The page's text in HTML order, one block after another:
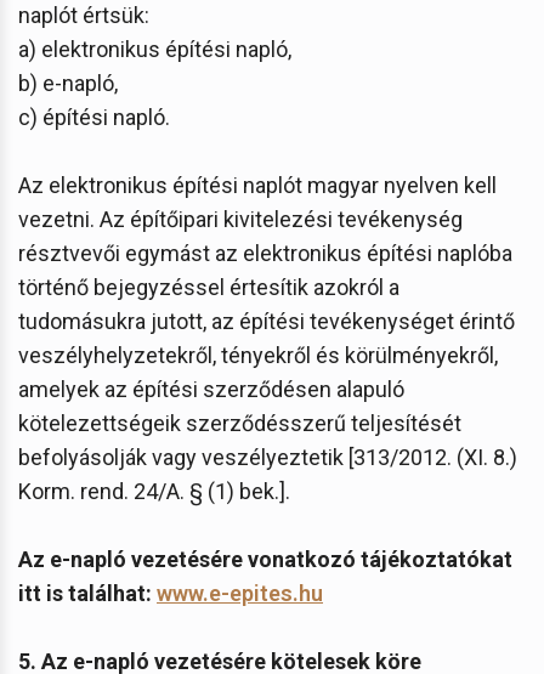
naplót értsük:
a) elektronikus építési napló,
b) e-napló,
c) építési napló.
Az elektronikus építési naplót magyar nyelven kell
vezetni. Az építőipari kivitelezési tevékenység
résztvevői egymást az elektronikus építési naplóba
történő bejegyzéssel értesítik azokról a
tudomásukra jutott, az építési tevékenységet érintő
veszélyhelyzetekről, tényekről és körülményekről,
amelyek az építési szerződésen alapuló
kötelezettségeik szerződésszerű teljesítését
befolyásolják vagy veszélyeztetik [313/2012. (XI. 8.)
Korm. rend. 24/A. § (1) bek.].
Az e-napló vezetésére vonatkozó tájékoztatókat
itt is találhat: www.e-epites.hu
5. Az e-napló vezetésére kötelesek köre